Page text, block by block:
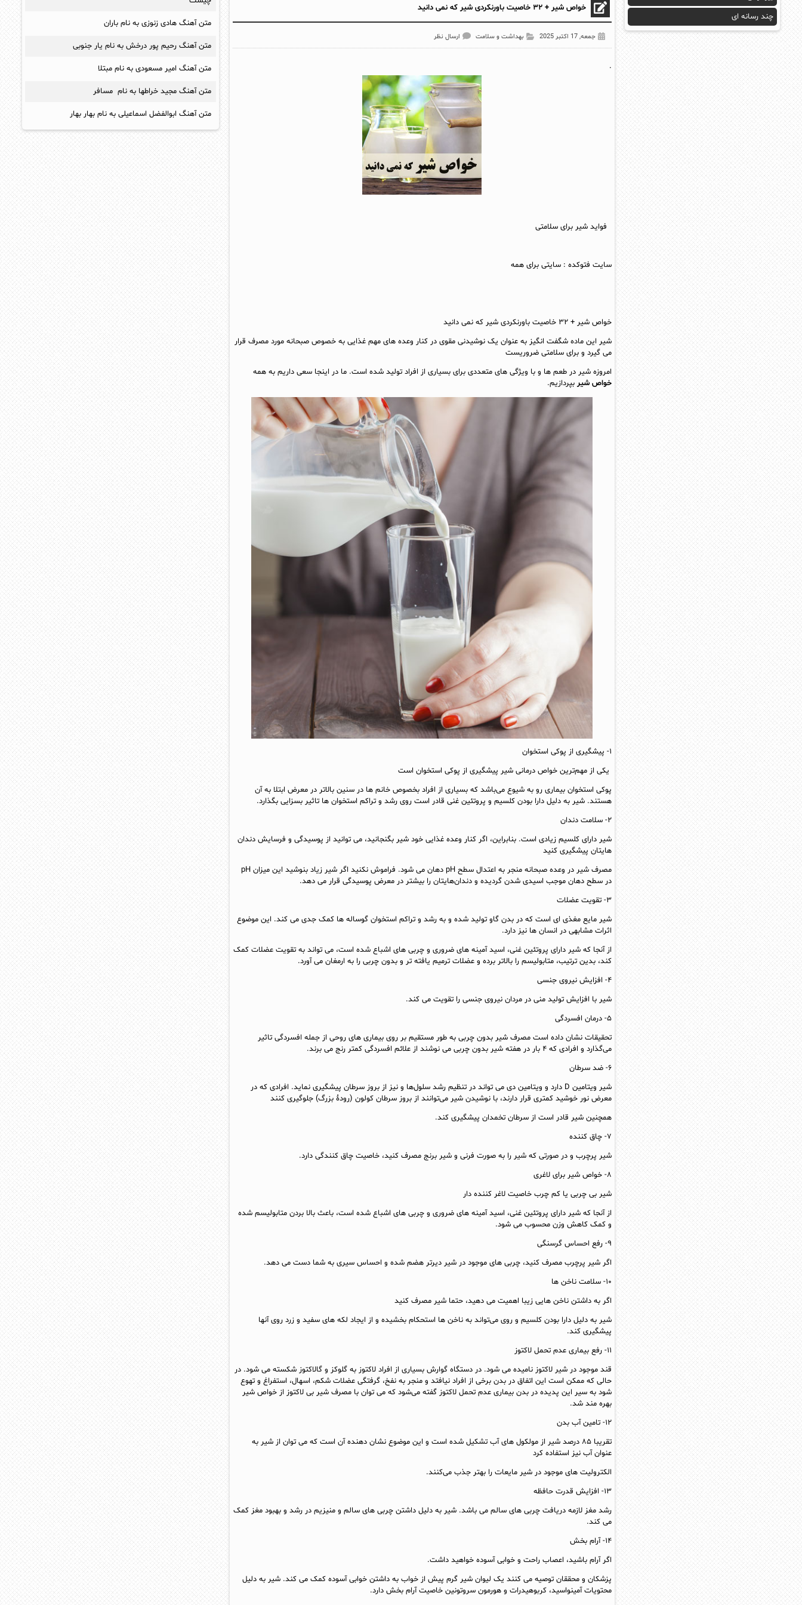
خواص شیر + ۳۲ خاصیت باورنکردی شیر که نمی دانید
جمعه, 17 اکتبر 2025 بهداشت و سلامت ارسال نظر
.
فواید شیر برای سلامتی
سایت فتوکده :سایتی برای همه
خواص شیر + ۳۲ خاصیت باورنکردی شیر که نمی دانید
شیر این ماده شگفت انگیز به عنوان یک نوشیدنی مقوی در کنار وعده‌ های مهم غذایی به خصوص صبحانه مورد مصرف قرار
می‌ گیرد و برای سلامتی ضروریست
امروزه شیر در طعم‌ ها و با ویژگی‌ های متعددی برای بسیاری از افراد تولید شده است. ما در اینجا سعی داریم به همه
خواص شیر بپردازیم.
۱- پیشگیری از پوکی استخوان
یکی از مهم‌ترین خواص درمانی شیر پیشگیری از پوکی استخوان است
پوکی استخوان بیماری رو به شیوع می‌باشد که بسیاری از افراد بخصوص خانم‌ ها در سنین بالاتر در معرض ابتلا به آن
هستند. شیر به دلیل دارا بودن کلسیم و پروتئین غنی قادر است روی رشد و تراکم استخوان‌ ها تاثیر بسزایی بگذارد.
۲- سلامت دندان‌
شیر دارای کلسیم زیادی است. بنابراین، اگر کنار وعده غذایی خود شیر بگنجانید، می‌ توانید از پوسیدگی و فرسایش دندان‌
هایتان پیشگیری کنید
مصرف شیر در وعده صبحانه منجر به اعتدال سطح pH دهان می‌ شود. فراموش نکنید اگر شیر زیاد بنوشید این میزان pH
در سطح دهان موجب اسیدی شدن گردیده و دندان‌هایتان را بیشتر در معرض پوسیدگی قرار می‌ دهد.
۳- تقویت عضلات
شیر مایع مغذی‌ ای است که در بدن گاو تولید شده و به رشد و تراکم استخوان گوساله‌ ها کمک جدی می‌ کند. این موضوع
اثرات مشابهی در انسان‌ ها نیز دارد.
از آنجا که شیر دارای پروتئین غنی، اسید آمینه‌ های ضروری و چربی‌ های اشباع شده است، می‌ تواند به تقویت عضلات کمک
کند، بدین ترتیب، متابولیسم را بالاتر برده و عضلات ترمیم یافته‌ تر و بدون چربی را به ارمغان می‌ آورد.
۴- افزایش نیروی جنسی
شیر با افزایش تولید منی در مردان نیروی جنسی را تقویت می‌ کند.
۵- درمان افسردگی
تحقیقات نشان داده است مصرف شیر بدون چربی به طور مستقیم بر روی بیماری‌ های روحی از جمله افسردگی تاثیر
می‌گذارد و افرادی که ۴ بار در هفته شیر بدون چربی می‌ نوشند از علائم افسردگی کمتر رنج می‌ برند.
۶- ضد سرطان
شیر ویتامین D دارد و ویتامین دی می‌ تواند در تنظیم رشد سلول‌ها و نیز از بروز سرطان پیشگیری نماید. افرادی که در
معرض نور خوشید کمتری قرار دارند، با نوشیدن شیر می‌توانند از بروز سرطان کولون (رودۀ بزرگ) جلوگیری کنند
همچنین شیر قادر است از سرطان تخمدان پیشگیری کند.
۷- چاق‌ کننده
شیر پرچرب و در صورتی که شیر را به صورت فرنی و شیر برنج مصرف کنید، خاصیت چاق‌ کنندگی دارد.
۸- خواص شیر برای لاغری
شیر بی‌ چربی یا کم چرب خاصیت لاغر کننده دار
از آنجا که شیر دارای پروتئین غنی، اسید آمینه‌ های ضروری و چربی‌ های اشباع شده است، باعث بالا بردن متابولیسم شده
و کمک کاهش وزن محسوب می‌ شود.
۹- رفع احساس گرسنگی
اگر شیر پرچرب مصرف کنید، چربی‌ های موجود در شیر دیرتر هضم شده و احساس سیری به شما دست می‌ دهد.
۱۰- سلامت ناخن‌ ها
اگر به داشتن ناخن‌ هایی زیبا اهمیت می‌ دهید، حتما شیر مصرف کنید
شیر به دلیل دارا بودن کلسیم و روی می‌تواند به ناخن‌ ها استحکام بخشیده و از ایجاد لکه‌ های سفید و زرد روی آنها
پیشگیری کند.
۱۱- رفع بیماری عدم تحمل لاکتوز
قند موجود در شیر لاکتوز نامیده می‌ شود. در دستگاه گوارش بسیاری از افراد لاکتوز به گلوکز و گالاکتوز شکسته می‌ شود. در
حالی که ممکن است این اتفاق در بدن برخی از افراد نیافتد و منجر به نفخ، گرفتگی عضلات شکم، اسهال، استفراغ و تهوع
شود به سیر این پدیده در بدن بیماری عدم تحمل لاکتوز گفته می‌شود که می‌ توان با مصرف شیر بی لاکتوز از خواص شیر
بهره مند شد.
۱۲- تامین آب بدن
تقریبا ۸۵ درصد شیر از مولکول‌ های آب تشکیل شده است و این موضوع نشان دهنده آن است که می‌ توان از شیر به
عنوان آب نیز استفاده کرد
الکترولیت‌ های موجود در شیر مایعات را بهتر جذب می‌کنند.
۱۳- افزایش قدرت حافظه
رشد مغز لازمه دریافت چربی‌ های سالم می‌ باشد. شیر به دلیل داشتن چربی‌ های سالم و منیزیم در رشد و بهبود مغز کمک
می‌ کند.
۱۴- آرام بخش
اگر آرام باشید، اعصاب راحت و خوابی آسوده خواهید داشت.
پزشکان و محققان توصیه می‌ کنند یک لیوان شیر گرم پیش از خواب به داشتن خوابی آسوده کمک می‌ کند. شیر به دلیل
محتویات آمینواسید، کربوهیدرات و هورمون سروتونین خاصیت آرام بخش دارد.
چند رسانه ای
متن آهنگ هادی زنوزی به نام باران
متن آهنگ رحیم پور درخش به نام یار جنوبی
متن آهنگ امیر مسعودی به نام مبتلا
متن آهنگ مجید خراطها به نام مسافر
متن آهنگ ابوالفضل اسماعیلی به نام بهار بهار